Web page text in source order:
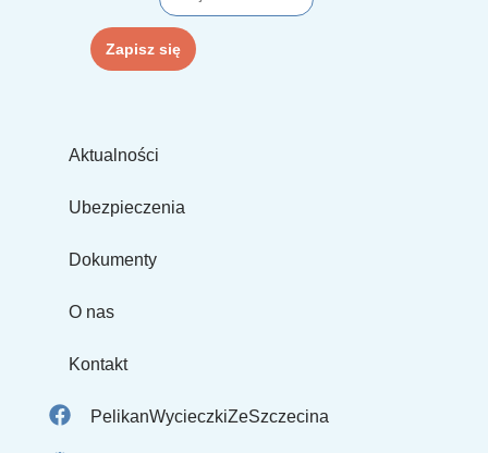
Aktualności
Ubezpieczenia
Dokumenty
O nas
Kontakt
PelikanWycieczkiZeSzczecina